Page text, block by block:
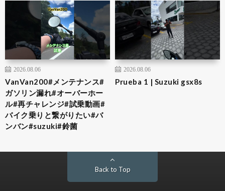
2026.08.06
VanVan200#メンテナンス#
ガソリン漏れ#オーバーホー
ル#再チャレンジ#試乗動画#
バイク乗りと繋がりたい#バ
ンバン#suzuki#鈴菌
2026.08.06
Prueba 1 | Suzuki gsx8s
Back to Top